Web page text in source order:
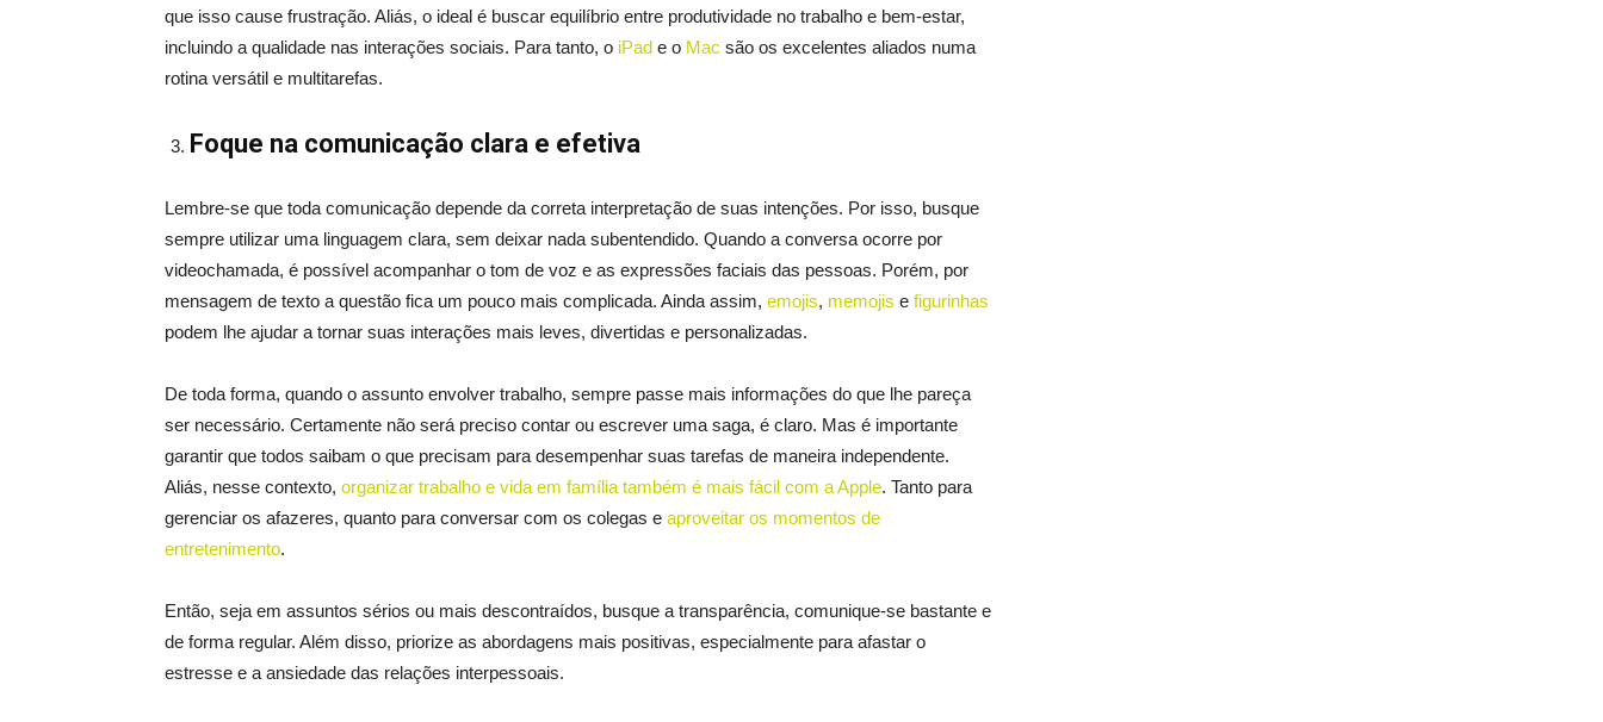
que isso cause frustração. Aliás, o ideal é buscar equilíbrio entre produtividade no trabalho e bem-estar,
incluindo a qualidade nas interações sociais. Para tanto, o iPad e o Mac são os excelentes aliados numa
rotina versátil e multitarefas.
Foque na comunicação clara e efetiva
Lembre-se que toda comunicação depende da correta interpretação de suas intenções. Por isso, busque
sempre utilizar uma linguagem clara, sem deixar nada subentendido. Quando a conversa ocorre por
videochamada, é possível acompanhar o tom de voz e as expressões faciais das pessoas. Porém, por
mensagem de texto a questão fica um pouco mais complicada. Ainda assim, emojis, memojis e figurinhas
podem lhe ajudar a tornar suas interações mais leves, divertidas e personalizadas.
De toda forma, quando o assunto envolver trabalho, sempre passe mais informações do que lhe pareça
ser necessário. Certamente não será preciso contar ou escrever uma saga, é claro. Mas é importante
garantir que todos saibam o que precisam para desempenhar suas tarefas de maneira independente.
Aliás, nesse contexto, organizar trabalho e vida em família também é mais fácil com a Apple. Tanto para
gerenciar os afazeres, quanto para conversar com os colegas e aproveitar os momentos de
entretenimento.
Então, seja em assuntos sérios ou mais descontraídos, busque a transparência, comunique-se bastante e
de forma regular. Além disso, priorize as abordagens mais positivas, especialmente para afastar o
estresse e a ansiedade das relações interpessoais.